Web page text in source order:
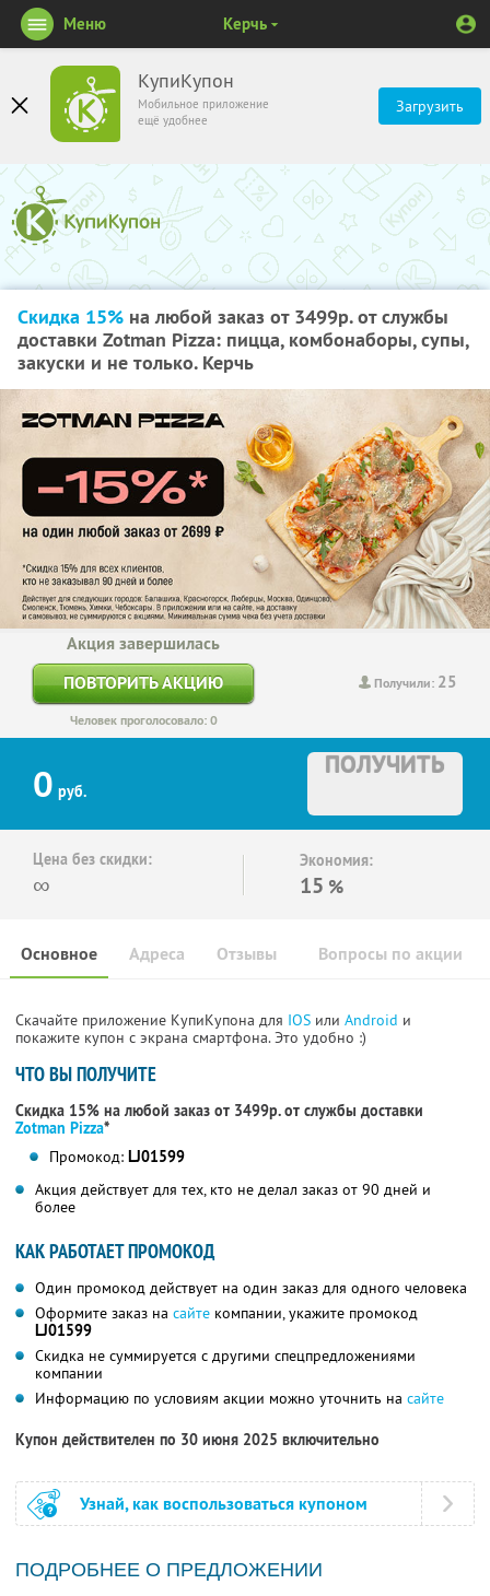
КупиКупон
Мобильное приложение
ещё удобнее
Загрузить
Меню Керчь
Скидка 15% на любой заказ от 3499р. от службы
доставки Zotman Pizza: пицца, комбонаборы, супы,
закуски и не только. Керчь
Получили: 25
Акция завершилась
ПОВТОРИТЬ АКЦИЮ
Человек проголосовало: 0
0 руб.
ПОЛУЧИТЬ
Цена без скидки:
∞
Экономия:
15 %
Основное Отзывы Вопросы по акции
Адреса
Скачайте приложение КупиКупона для IOS или Android и
покажите купон с экрана смартфона. Это удобно :)
ЧТО ВЫ ПОЛУЧИТЕ
Скидка 15% на любой заказ от 3499р. от службы доставки
Zotman Pizza*
Промокод: LJ01599
Акция действует для тех, кто не делал заказ от 90 дней и
более
КАК РАБОТАЕТ ПРОМОКОД
Один промокод действует на один заказ для одного человека
Оформите заказ на сайте компании, укажите промокод
LJ01599
Скидка не суммируется с другими спецпредложениями
компании
Информацию по условиям акции можно уточнить на сайте
Купон действителен по 30 июня 2025 включительно
Узнай, как воспользоваться купоном
ПОДРОБНЕЕ О ПРЕДЛОЖЕНИИ